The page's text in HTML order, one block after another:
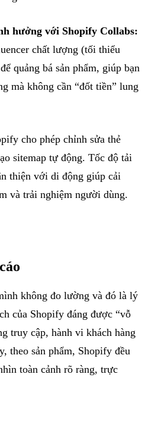
hưởng với Shopify Collabs:
chất lượng (tối thiểu
quảng bá sản phẩm, giúp bạn
mà không cần “đốt tiền” lung
cho phép chỉnh sửa thẻ
sitemaptự động. Tốc độ tải
thiện với di động giúp cải
và trải nghiệm người dùng.
không đo lường và đó là lý
của Shopify đáng được “vỗ
truy cập, hành vi khách hàng
theo sản phẩm, Shopify đều
toàn cảnh rõ ràng, trực